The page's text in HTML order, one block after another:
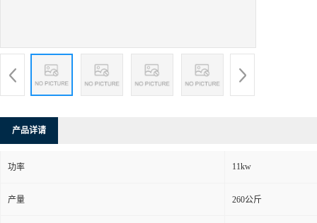
产品详请
功率 11kw
产量 260公斤